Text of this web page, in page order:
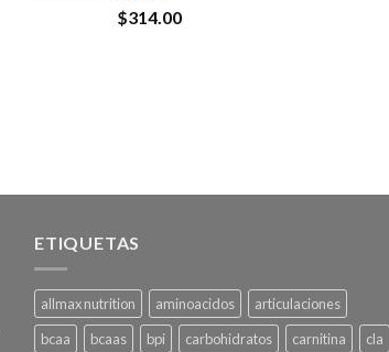
$314.00
ETIQUETAS
allmax nutrition aminoacidos
articulaciones
bcaa
bcaas bpi carbohidratos carnitina
cla